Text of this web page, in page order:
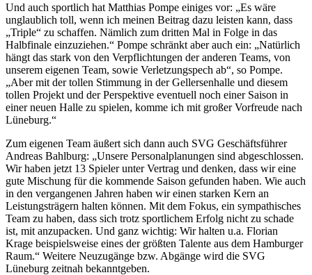
Und auch sportlich hat Matthias Pompe einiges vor: „Es wäre
unglaublich toll, wenn ich meinen Beitrag dazu leisten kann, dass
„Triple“ zu schaffen. Nämlich zum dritten Mal in Folge in das
Halbfinale einzuziehen.“ Pompe schränkt aber auch ein: „Natürlich
hängt das stark von den Verpflichtungen der anderen Teams, von
unserem eigenen Team, sowie Verletzungspech ab“, so Pompe.
„Aber mit der tollen Stimmung in der Gellersenhalle und diesem
tollen Projekt und der Perspektive eventuell noch einer Saison in
einer neuen Halle zu spielen, komme ich mit großer Vorfreude nach
Lüneburg.“
Zum eigenen Team äußert sich dann auch SVG Geschäftsführer
Andreas Bahlburg: „Unsere Personalplanungen sind abgeschlossen.
Wir haben jetzt 13 Spieler unter Vertrag und denken, dass wir eine
gute Mischung für die kommende Saison gefunden haben. Wie auch
in den vergangenen Jahren haben wir einen starken Kern an
Leistungsträgern halten können. Mit dem Fokus, ein sympathisches
Team zu haben, dass sich trotz sportlichem Erfolg nicht zu schade
ist, mit anzupacken. Und ganz wichtig: Wir halten u.a. Florian
Krage beispielsweise eines der größten Talente aus dem Hamburger
Raum.“ Weitere Neuzugänge bzw. Abgänge wird die SVG
Lüneburg zeitnah bekanntgeben.